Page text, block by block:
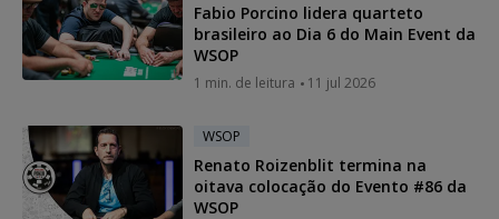
Fabio Porcino lidera quarteto
brasileiro ao Dia 6 do Main Event da
WSOP
1 min. de leitura 11 jul 2026
WSOP
Renato Roizenblit termina na
oitava colocação do Evento #86 da
WSOP